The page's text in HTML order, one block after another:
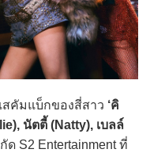
มแบ็กของสี่สาว ‘คิ
นัตตี้ (Natty), เบลล์
ด S2 Entertainment ที่